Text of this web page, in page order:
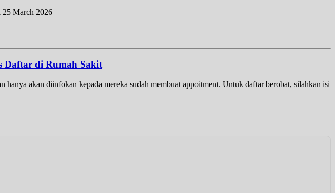
25 March 2026
Daftar di Rumah Sakit
akan diinfokan kepada mereka sudah membuat appoitment. Untuk daftar berobat, silahkan isi